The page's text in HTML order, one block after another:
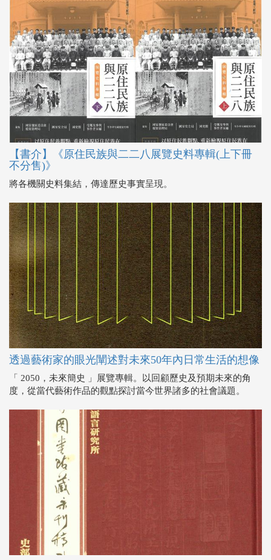
【書介】《原住民族與二二八展覽史料專輯(上下冊
不分售)》
將各機關史料集結，傳達歷史事實呈現。
透過藝術家的眼光闡述對未來50年內日常生活的想像
「 2050，未來簡史 」展覽專輯。以回顧歷史及預期未來的角
度，從當代藝術作品的觀點探討當今世界諸多的社會議題。